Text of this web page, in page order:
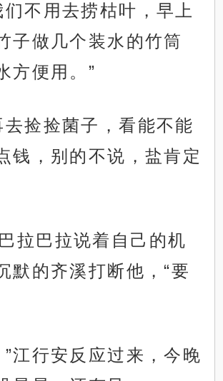
们不用去捞枯叶，早上
子做几个装水的竹筒
方便用。”
去捡捡菌子，看能不能
钱，别的不说，盐肯定
拉巴拉说着自己的机
默的齐溪打断他，“要
”江行安反应过来，今晚